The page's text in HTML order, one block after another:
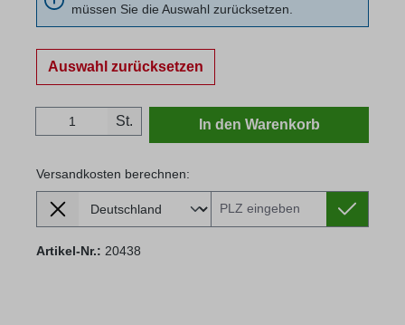
müssen Sie die Auswahl zurücksetzen.
Auswahl zurücksetzen
Produkt Anzahl: Gib den gewünschten
St. In den Warenkorb
Versandkosten berechnen:
Lieferland
Versandkosten berechnen:
Artikel-Nr.: 20438